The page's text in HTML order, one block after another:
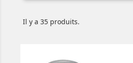
Il y a 35 produits.